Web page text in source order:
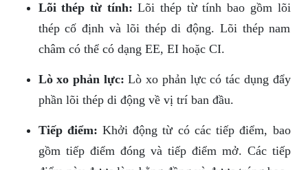
Lõi thép từ tính: Lõi thép từ tính bao gồm lõi
thép cố định và lõi thép di động. Lõi thép nam
châm có thể có dạng EE, EI hoặc CI.
Lò xo phản lực: Lò xo phản lực có tác dụng đẩy
phần lõi thép di động về vị trí ban đầu.
Tiếp điểm: Khởi động từ có các tiếp điểm, bao
gồm tiếp điểm đóng và tiếp điểm mở. Các tiếp